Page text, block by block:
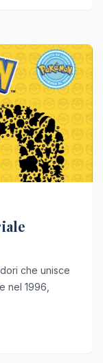
che unisce
nel 1996,